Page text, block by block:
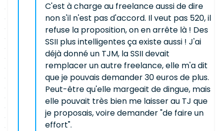
C'est à charge au freelance aussi de dire
non s'il n'est pas d'accord. Il veut pas 520, il
refuse la proposition, on en arrête là ! Des
SSII plus intelligentes ça existe aussi ! J'ai
déjà donné un TJM, la SSII devait
remplacer un autre freelance, elle m'a dit
que je pouvais demander 30 euros de plus.
Peut-être qu'elle margeait de dingue, mais
elle pouvait très bien me laisser au TJ que
je proposais, voire demander "de faire un
effort".